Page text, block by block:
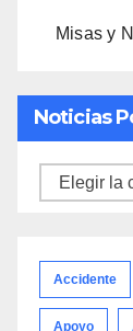
Misas y
Noticias
Noticias
Accidente
Apoyo